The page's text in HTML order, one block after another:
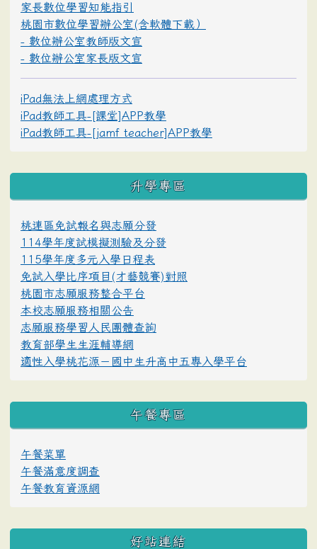
家長數位學習知能指引
桃園市數位學習辦公室(含軟體下載）
- 數位辦公室教師版文宣
- 數位辦公室家長版文宣
iPad無法上網處理方式
iPad教師工具-[課堂]APP教學
iPad教師工具-[jamf teacher]APP教學
升學專區
桃連區免試報名與志願分發
114學年度試模擬測驗及分發
115學年度多元入學日程表
免試入學比序項目(才藝競賽)對照
桃園市志願服務整合平台
本校志願服務相關公告
志願服務學習人民團體查詢
教育部學生生涯輔導網
適性入學桃花源－國中生升高中五專入學平台
午餐專區
午餐菜單
午餐滿意度調查
午餐教育資源網
好站連結